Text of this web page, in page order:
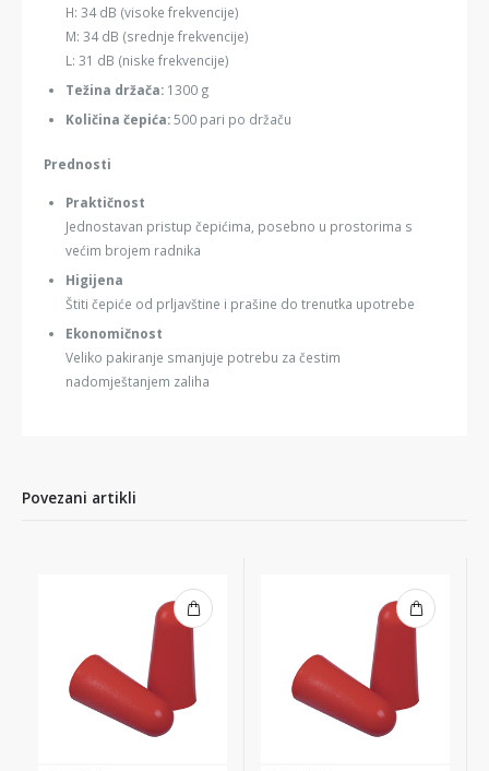
H: 34 dB (visoke frekvencije)
M: 34 dB (srednje frekvencije)
L: 31 dB (niske frekvencije)
Težina držača: 1300 g
Količina čepića:500 pari po držaču
Prednosti
Praktičnost
Jednostavan pristup čepićima, posebno u prostorima s
većim brojem radnika
Higijena
Štiti čepiće od prljavštine i prašine do trenutka upotrebe
Ekonomičnost
Veliko pakiranje smanjuje potrebu za čestim
nadomještanjem zaliha
Povezani artikli